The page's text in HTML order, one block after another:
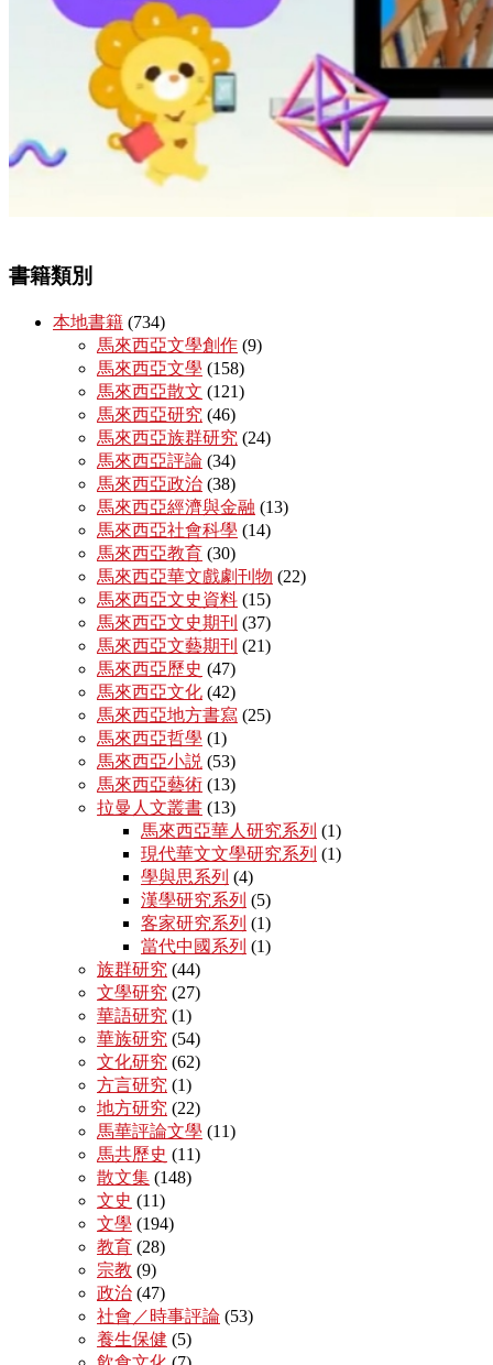
書籍類別
本地書籍 (734)
馬來西亞文學創作 (9)
馬來西亞文學 (158)
馬來西亞散文 (121)
馬來西亞研究 (46)
馬來西亞族群研究 (24)
馬來西亞評論 (34)
馬來西亞政治 (38)
馬來西亞經濟與金融 (13)
馬來西亞社會科學 (14)
馬來西亞教育 (30)
馬來西亞華文戲劇刊物 (22)
馬來西亞文史資料 (15)
馬來西亞文史期刊 (37)
馬來西亞文藝期刊 (21)
馬來西亞歷史 (47)
馬來西亞文化 (42)
馬來西亞地方書寫 (25)
馬來西亞哲學 (1)
馬來西亞小説 (53)
馬來西亞藝術 (13)
拉曼人文叢書 (13)
馬來西亞華人研究系列 (1)
現代華文文學研究系列 (1)
學與思系列 (4)
漢學研究系列 (5)
客家研究系列 (1)
當代中國系列 (1)
族群研究 (44)
文學研究 (27)
華語研究 (1)
華族研究 (54)
文化研究 (62)
方言研究 (1)
地方研究 (22)
馬華評論文學 (11)
馬共歷史 (11)
散文集 (148)
文史 (11)
文學 (194)
教育 (28)
宗教 (9)
政治 (47)
社會／時事評論 (53)
養生保健 (5)